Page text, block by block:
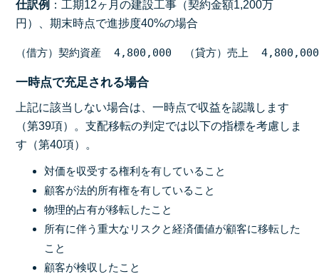
仕訳例 ：工期12ヶ月の建設工事（契約金額1,200万
円）、期末時点で進捗度40%の場合
一時点で充足される場合
上記に該当しない場合は、一時点で収益を認識します
（第39項）。支配移転の判定では以下の指標を考慮しま
す（第40項）。
対価を収受する権利を有していること
顧客が法的所有権を有していること
物理的占有が移転したこと
所有に伴う重大なリスクと経済価値が顧客に移転した
こと
顧客が検収したこと